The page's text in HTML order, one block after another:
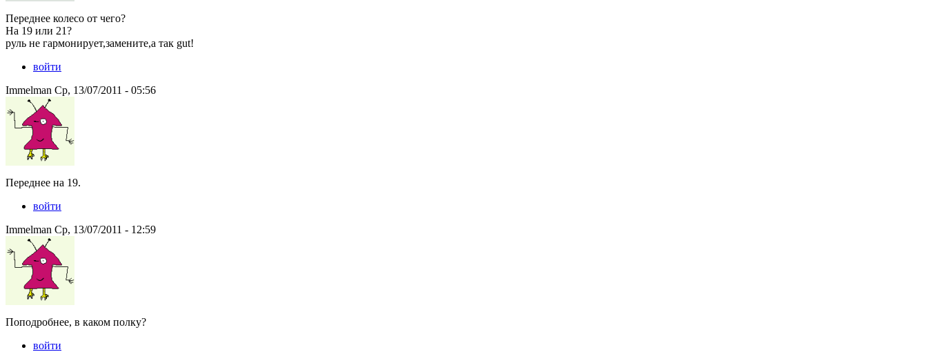
Переднее колесо от чего?
На 19 или 21?
руль не гармонирует,замените,а так gut!
войти
Immelman Ср, 13/07/2011 - 05:56
Переднее на 19.
войти
Immelman Ср, 13/07/2011 - 12:59
Поподробнее, в каком полку?
войти